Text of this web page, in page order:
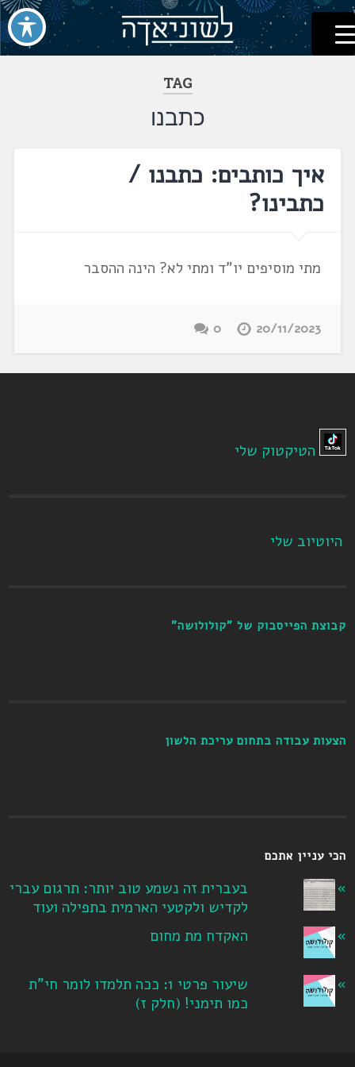
דלג
לתוכן
לשוניאדה
עברית. לשון. שפה
TAG
כתבנו
איך כותבים: כתבנו /
כתבינו?
מתי מוסיפים יו"ד ומתי לא? הינה ההסבר
20/11/2023
0
הטיקטוק שלי
היוטיוב שלי
קבוצת הפייסבוק של "קולולושה"
הצעות עבודה בתחום עריכת הלשון
הכי עניין אתכם
בעברית זה נשמע טוב יותר: תרגום עברי
לקדיש ולקטעי הארמית בתפילה ועוד
האקדח מת מחום
שיעור פרטי 1: ככה תלמדו לומר חי"ת
כמו תימני! ‏(חלק ז‏)